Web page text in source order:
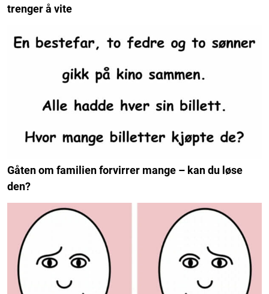
trenger å vite
Gåten om familien forvirrer mange – kan du løse
den?